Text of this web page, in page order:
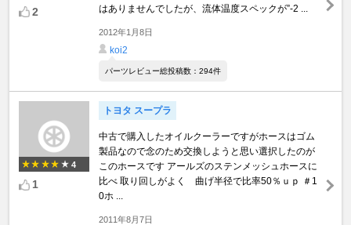
2
はありませんでしたが、流体温度スペックが”-2 ...
2012年1月8日
koi2
パーツレビュー総投稿数：294件
4
1
トヨタ スープラ
中古で購入したオイルクーラーですがホースはゴム
製品なので念のため交換しようと思い選択したのが
このホースです アールズのステンメッシュホースに
比べ 取り回しがよく 曲げ半径で比率50％ｕｐ ＃1
0ホ ...
2011年8月7日